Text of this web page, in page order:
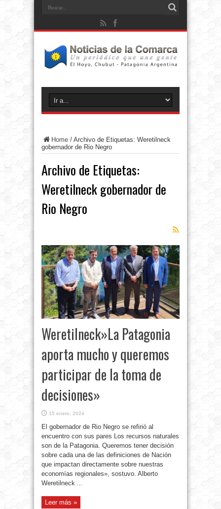
Home / Archivo de Etiquetas: Weretilneck
gobernador de Rio Negro
Archivo de Etiquetas:
Weretilneck gobernador de
Rio Negro
Weretilneck»La Patagonia
aporta mucho y queremos
participar de la toma de
decisiones»
15 enero, 2024
El gobernador de Rio Negro se refirió al
encuentro con sus pares Los recursos naturales
son de la Patagonia. Queremos tener decisión
sobre cada una de las definiciones de Nación
que impactan directamente sobre nuestras
economías regionales», sostuvo. Alberto
Weretilneck ...
Leer más »